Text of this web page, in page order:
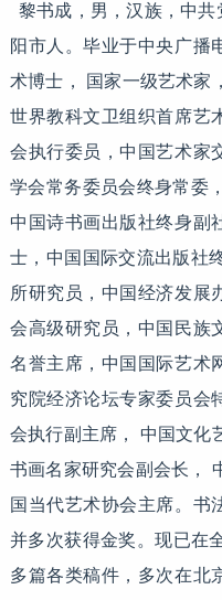
黎书成，男，汉族，中共
阳市人。毕业于中央广播
术博士， 国家一级艺术家
世界教科文卫组织首席艺
会执行委员，中国艺术家
学会常务委员会终身常委
中国诗书画出版社终身副
士，中国国际交流出版社
所研究员，中国经济发展
会高级研究员，中国民族
名誉主席，中国国际艺术
究院经济论坛专家委员会
会执行副主席， 中国文化
书画名家研究会副会长，
国当代艺术协会主席。书
并多次获得金奖。现已在
多篇各类稿件，多次在北